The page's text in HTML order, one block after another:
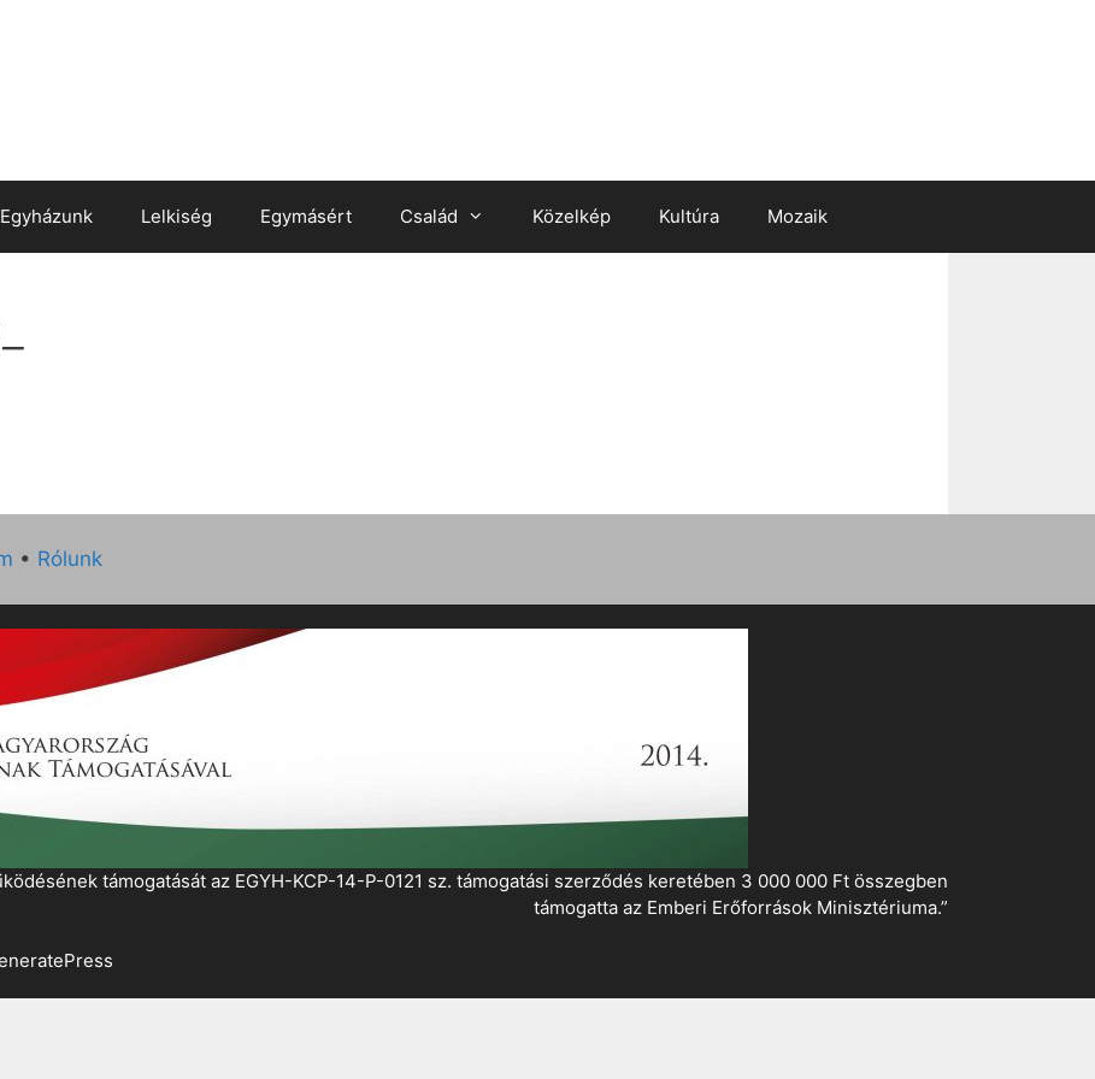
Egyházunk Lelkiség Egymásért Család Közelkép Kultúra Mozaik
• Rólunk
támogatását az EGYH-KCP-14-P-0121 sz. támogatási szerződés keretében 3 000 000 Ft összegben
támogatta az Emberi Erőforrások Minisztériuma.”